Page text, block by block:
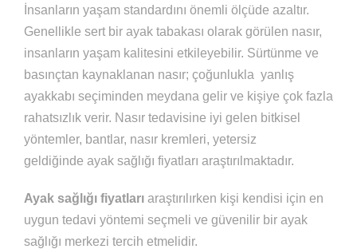
İnsanların yaşam standardını önemli ölçüde azaltır.
Genellikle sert bir ayak tabakası olarak görülen nasır,
insanların yaşam kalitesini etkileyebilir. Sürtünme ve
basınçtan kaynaklanan nasır; çoğunlukla yanlış
ayakkabı seçiminden meydana gelir ve kişiye çok fazla
rahatsızlık verir. Nasır tedavisine iyi gelen bitkisel
yöntemler, bantlar, nasır kremleri, yetersiz
geldiğinde ayak sağlığı fiyatları araştırılmaktadır.
Ayak sağlığı fiyatları araştırılırken kişi kendisi için en
uygun tedavi yöntemi seçmeli ve güvenilir bir ayak
sağlığı merkezi tercih etmelidir.